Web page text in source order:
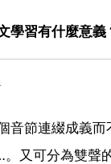
學習有什麼意義
音節連綴成義而
又可分為雙聲